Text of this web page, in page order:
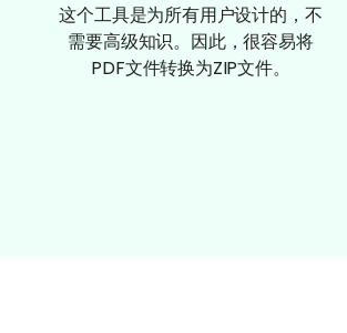
这个工具是为所有用户设计的，不
需要高级知识。因此，很容易将
PDF文件转换为ZIP文件。